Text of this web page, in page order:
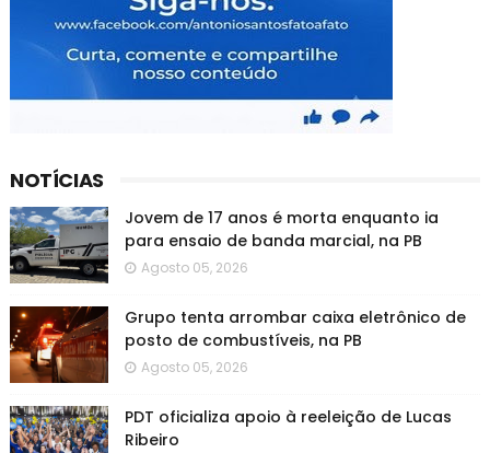
NOTÍCIAS
Jovem de 17 anos é morta enquanto ia
para ensaio de banda marcial, na PB
Agosto 05, 2026
Grupo tenta arrombar caixa eletrônico de
posto de combustíveis, na PB
Agosto 05, 2026
PDT oficializa apoio à reeleição de Lucas
Ribeiro